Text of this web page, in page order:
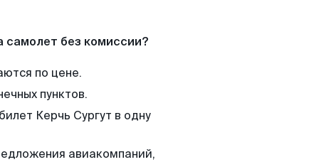
самолет без комиссии?
по цене.
пунктов.
Керчь Сургут в одну
авиакомпаний,